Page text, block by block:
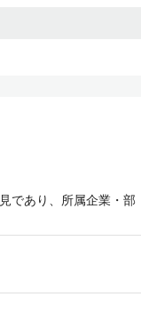
であり、所属企業・部